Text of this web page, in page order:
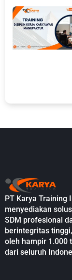
PT Karya Training
menyediakan
SDM profesional
berintegritas
oleh hampir 1.000
dari seluruh